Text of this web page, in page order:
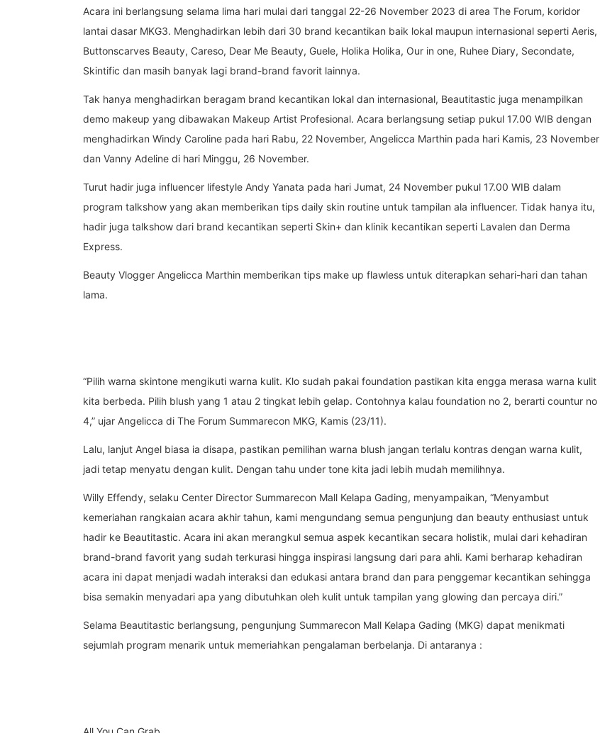
Acara ini berlangsung selama lima hari mulai dari tanggal 22-26 November 2023 di area The Forum, koridor
lantai dasar MKG3. Menghadirkan lebih dari 30 brand kecantikan baik lokal maupun internasional seperti Aeris,
Buttonscarves Beauty, Careso, Dear Me Beauty, Guele, Holika Holika, Our in one, Ruhee Diary, Secondate,
Skintific dan masih banyak lagi brand-brand favorit lainnya.
Tak hanya menghadirkan beragam brand kecantikan lokal dan internasional, Beautitastic juga menampilkan
demo makeup yang dibawakan Makeup Artist Profesional. Acara berlangsung setiap pukul 17.00 WIB dengan
menghadirkan Windy Caroline pada hari Rabu, 22 November, Angelicca Marthin pada hari Kamis, 23 November
dan Vanny Adeline di hari Minggu, 26 November.
Turut hadir juga influencer lifestyle Andy Yanata pada hari Jumat, 24 November pukul 17.00 WIB dalam
program talkshow yang akan memberikan tips daily skin routine untuk tampilan ala influencer. Tidak hanya itu,
hadir juga talkshow dari brand kecantikan seperti Skin+ dan klinik kecantikan seperti Lavalen dan Derma
Express.
Beauty Vlogger Angelicca Marthin memberikan tips make up flawless untuk diterapkan sehari-hari dan tahan
lama.
“Pilih warna skintone mengikuti warna kulit. Klo sudah pakai foundation pastikan kita engga merasa warna kulit
kita berbeda. Pilih blush yang 1 atau 2 tingkat lebih gelap. Contohnya kalau foundation no 2, berarti countur no
4,” ujar Angelicca di The Forum Summarecon MKG, Kamis (23/11).
Lalu, lanjut Angel biasa ia disapa, pastikan pemilihan warna blush jangan terlalu kontras dengan warna kulit,
jadi tetap menyatu dengan kulit. Dengan tahu under tone kita jadi lebih mudah memilihnya.
Willy Effendy, selaku Center Director Summarecon Mall Kelapa Gading, menyampaikan, “Menyambut
kemeriahan rangkaian acara akhir tahun, kami mengundang semua pengunjung dan beauty enthusiast untuk
hadir ke Beautitastic. Acara ini akan merangkul semua aspek kecantikan secara holistik, mulai dari kehadiran
brand-brand favorit yang sudah terkurasi hingga inspirasi langsung dari para ahli. Kami berharap kehadiran
acara ini dapat menjadi wadah interaksi dan edukasi antara brand dan para penggemar kecantikan sehingga
bisa semakin menyadari apa yang dibutuhkan oleh kulit untuk tampilan yang glowing dan percaya diri.”
Selama Beautitastic berlangsung, pengunjung Summarecon Mall Kelapa Gading (MKG) dapat menikmati
sejumlah program menarik untuk memeriahkan pengalaman berbelanja. Di antaranya :